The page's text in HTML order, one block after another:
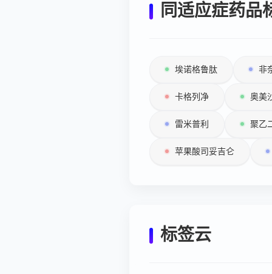
同适应症药品
埃诺格鲁肽 非
卡格列净 奥美
雷米普利 聚乙
苹果酸司妥吉仑
标签云